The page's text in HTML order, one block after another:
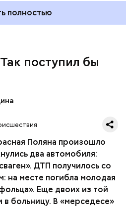
полностью
поступил бы
Поляна произошло
два автомобиля:
ДТП получилось со
на месте погибла молодая
Еще двоих из той
больницу. В «мерседесе»
вспомнили о том, что Собчак
называется ее
так называла передачу,
смакуя подробности ДТП.
уличая «безнравственную
хайпуя на ДТП с